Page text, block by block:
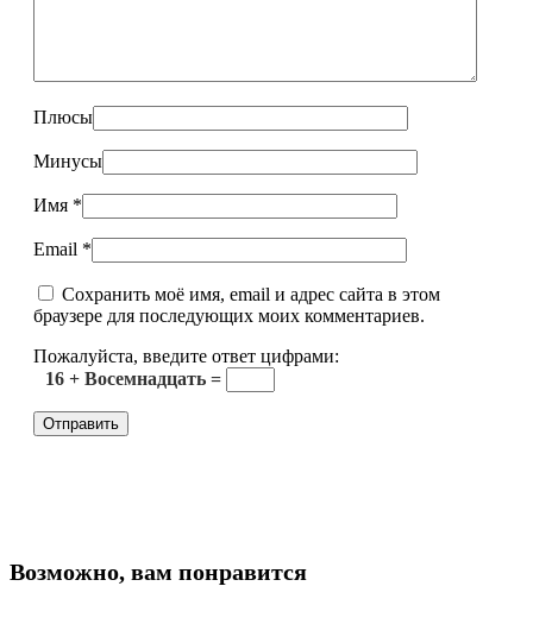
Плюсы
Минусы
Имя *
Email *
Сохранить моё имя, email и адрес сайта в этом
браузере для последующих моих комментариев.
Пожалуйста, введите ответ цифрами:
16 + Восемнадцать =
Возможно, вам понравится